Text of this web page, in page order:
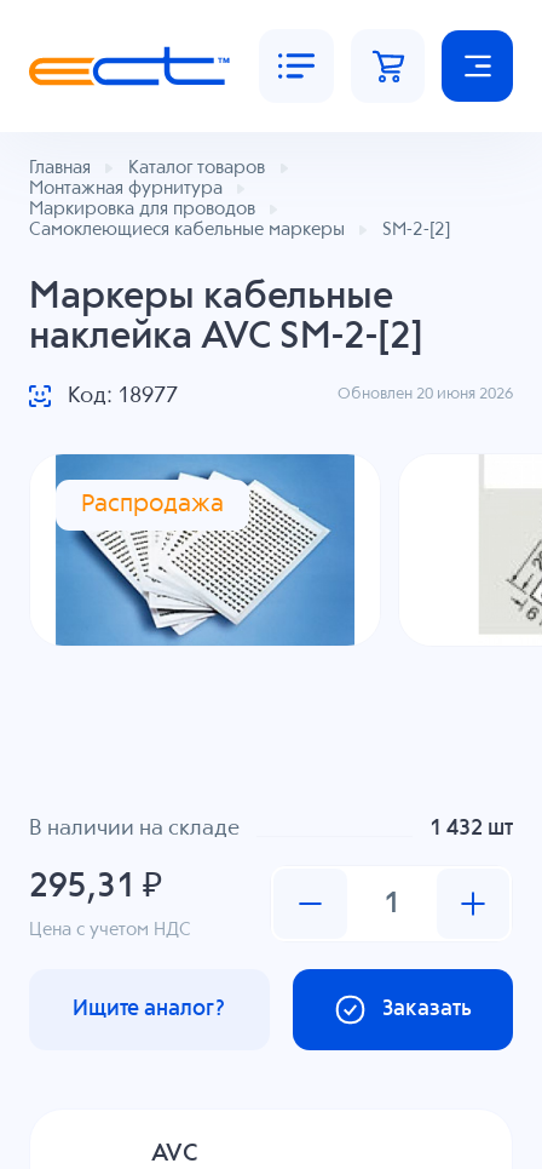
Главная
Каталог товаров
Монтажная фурнитура
Маркировка для проводов
Самоклеющиеся кабельные маркеры
SM-2-[2]
Маркеры кабельные
наклейка AVC SM-2-[2]
Код: 18977 Обновлен 20 июня 2026
Распродажа
В наличии на складе 1 432 шт
295,31 ₽
Цена с учетом НДС
Заказать
Ищите аналог?
AVC